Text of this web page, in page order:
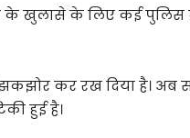
के खुलासे के लिए कई पुलिस
कर रख दिया है। अब
हुई है।